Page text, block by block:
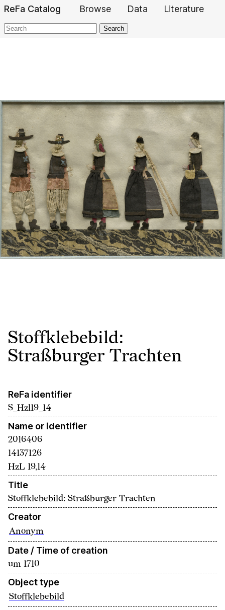
ReFa Catalog Browse Data Literature
Search
Stoffklebebild:
Straßburger Trachten
ReFa identifier
S_Hzl19_14
Name or identifier
2016406
14137126
HzL 19,14
Title
Stoffklebebild: Straßburger Trachten
Creator
Anonym
Date / Time of creation
um 1710
Object type
Stoffklebebild